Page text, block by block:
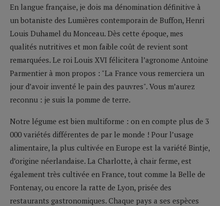
En langue française, je dois ma dénomination définitive à
un botaniste des Lumières contemporain de Buffon, Henri
Louis Duhamel du Monceau. Dès cette époque, mes
qualités nutritives et mon faible coût de revient sont
remarquées. Le roi Louis XVI félicitera l’agronome Antoine
Parmentier à mon propos : "La France vous remerciera un
jour d’avoir inventé le pain des pauvres". Vous m’aurez
reconnu : je suis la pomme de terre.
Notre légume est bien multiforme : on en compte plus de 3
000 variétés différentes de par le monde ! Pour l’usage
alimentaire, la plus cultivée en Europe est la variété Bintje,
d’origine néerlandaise. La Charlotte, à chair ferme, est
également très cultivée en France, tout comme la Belle de
Fontenay, ou encore la ratte de Lyon, prisée des
restaurants gastronomiques. Chaque pays a ses espèces